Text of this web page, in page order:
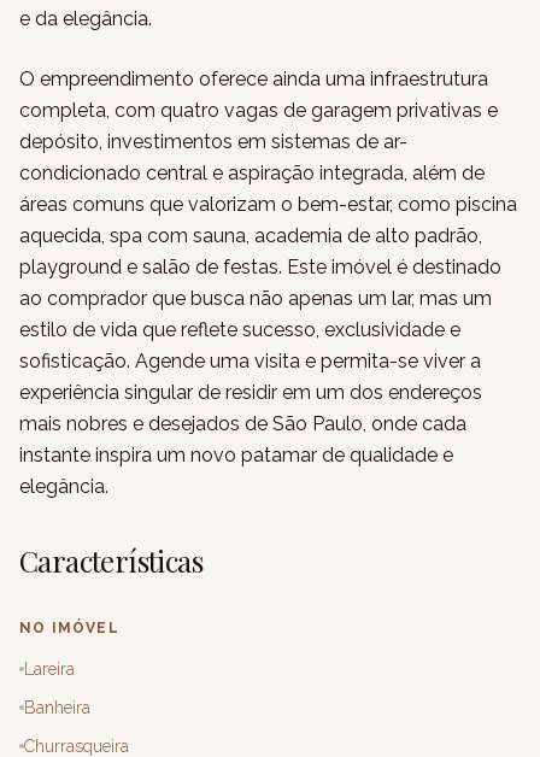
e da elegância.
O empreendimento oferece ainda uma infraestrutura
completa, com quatro vagas de garagem privativas e
depósito, investimentos em sistemas de ar-
condicionado central e aspiração integrada, além de
áreas comuns que valorizam o bem-estar, como piscina
aquecida, spa com sauna, academia de alto padrão,
playground e salão de festas. Este imóvel é destinado
ao comprador que busca não apenas um lar, mas um
estilo de vida que reflete sucesso, exclusividade e
sofisticação. Agende uma visita e permita-se viver a
experiência singular de residir em um dos endereços
mais nobres e desejados de São Paulo, onde cada
instante inspira um novo patamar de qualidade e
elegância.
Características
NO IMÓVEL
Lareira
Banheira
Churrasqueira